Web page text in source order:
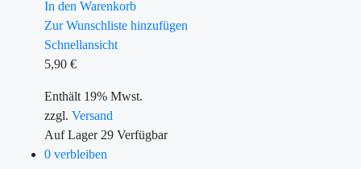
In den Warenkorb
Zur Wunschliste hinzufügen
Schnellansicht
5,90 €
Enthält 19% Mwst.
zzgl. Versand
Auf Lager29 Verfügbar
0 verbleiben